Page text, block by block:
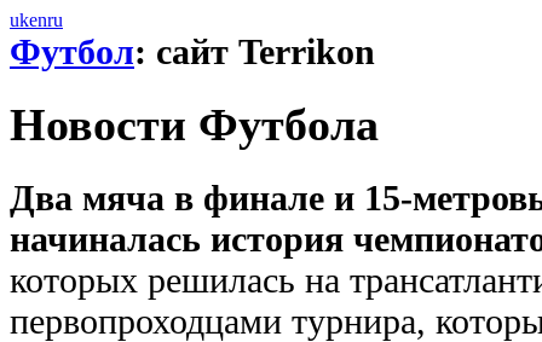
ukenru
Футбол: сайт Terrikon
Новости Футбола
Два мяча в финале и 15-
начиналась история
которых решилась на
первопроходцами турнира,